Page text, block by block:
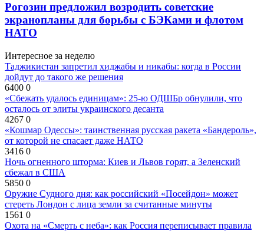
Рогозин предложил возродить советские
экранопланы для борьбы с БЭКами и флотом
НАТО
Интересное за неделю
Таджикистан запретил хиджабы и никабы: когда в России
дойдут до такого же решения
6400 0
«Сбежать удалось единицам»: 25-ю ОДШБр обнулили, что
осталось от элиты украинского десанта
4267 0
«Кошмар Одессы»: таинственная русская ракета «Бандероль»,
от которой не спасает даже НАТО
3416 0
Ночь огненного шторма: Киев и Львов горят, а Зеленский
сбежал в США
5850 0
Оружие Судного дня: как российский «Посейдон» может
стереть Лондон с лица земли за считанные минуты
1561 0
Охота на «Смерть с неба»: как Россия переписывает правила